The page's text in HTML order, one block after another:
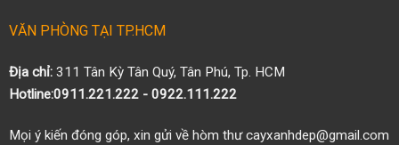
VĂN PHÒNG TẠI TP.HCM
Địa chỉ:311 Tân Kỳ Tân Quý, Tân Phú, Tp. HCM
Hotline:0911.221.222 - 0922.111.222
Mọi ý kiến đóng góp, xin gửi về hòm thư cayxanhdep@gmail.com